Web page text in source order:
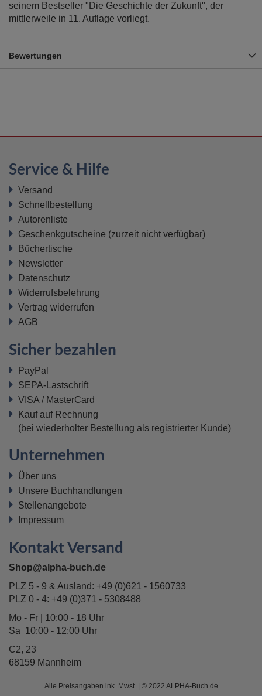
seinem Bestseller "Die Geschichte der Zukunft", der
mittlerweile in 11. Auflage vorliegt.
Bewertungen
Service & Hilfe
Versand
Schnellbestellung
Autorenliste
Geschenkgutscheine (zurzeit nicht verfügbar)
Büchertische
Newsletter
Datenschutz
Widerrufsbelehrung
Vertrag widerrufen
AGB
Sicher bezahlen
PayPal
SEPA-Lastschrift
VISA / MasterCard
Kauf auf Rechnung
(bei wiederholter Bestellung als registrierter Kunde)
Unternehmen
Über uns
Unsere Buchhandlungen
Stellenangebote
Impressum
Kontakt Versand
Shop@alpha-buch.de
PLZ 5 - 9 & Ausland: +49 (0)621 - 1560733
PLZ 0 - 4: +49 (0)371 - 5308488
Mo - Fr | 10:00 - 18 Uhr
Sa 10:00 - 12:00 Uhr
C2, 23
68159 Mannheim
Alle Preisangaben ink. Mwst. | © 2022 ALPHA-Buch.de